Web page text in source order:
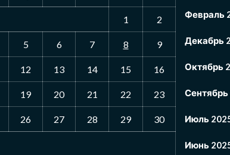
1 2
5 6 7 8 9
12 13 14 15 16
19 20 21 22 23
26 27 28 29 30
Февраль
Декабрь
Октябрь
Сентябрь
Июль
Июнь